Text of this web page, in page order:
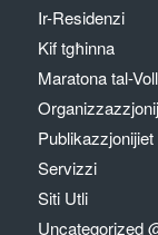
Ir-Residenzi
Kif tgħinna
Maratona tal-
Publikazzjonijiet
Servizzi
Siti Utli
Uncategorized